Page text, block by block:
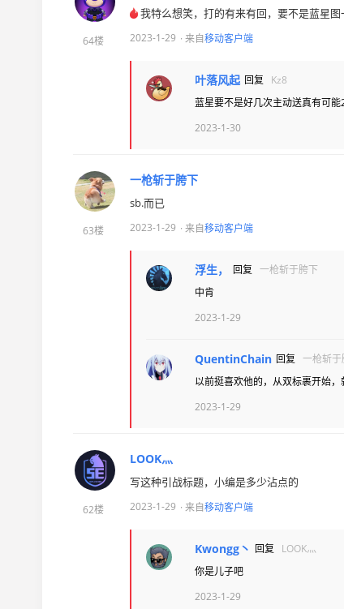
64楼
我特么想笑，打的有来有回，要不是蓝星图
2023-1-29 · 来自移动客户端
叶落风起 回复
Kz8
蓝星要不是好几次主动送真有可
2023-1-30
63楼
一枪斩于胯下
sb.而已
2023-1-29 · 来自移动客户端
浮生， 回复 一枪斩于胯下
中肯
2023-1-29
QuentinChain 回复 一枪斩于
以前挺喜欢他的，从双标裹开始
2023-1-29
62楼
LOOK灬
写这种引战标题，小编是多少沾点的
2023-1-29 · 来自移动客户端
Kwongg丶 回复
LOOK灬
你是儿子吧
2023-1-29